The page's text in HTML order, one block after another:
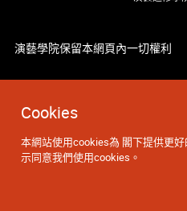
Cookies
本網站使用cookies為 閣下提供更
示同意我們使用cookies。
演藝學院保留本網頁內一切權利